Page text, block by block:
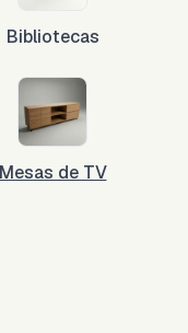
Bibliotecas
Mesas de TV